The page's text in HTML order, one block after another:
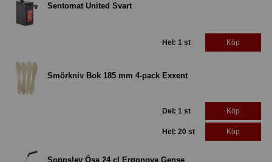
Sentomat United Svart
Hel: 1 st Köp
Smörkniv Bok 185 mm 4-pack Exxent
Del: 1 st Köp
Hel: 20 st Köp
Soppslev Ösa 24 cl Ergonova Gense